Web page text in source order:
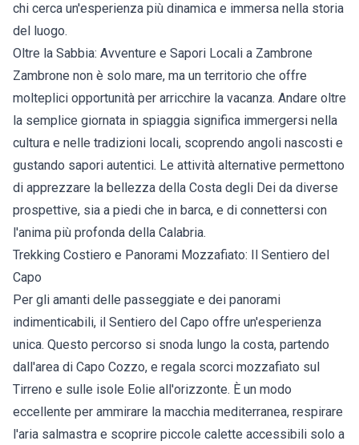
chi cerca un'esperienza più dinamica e immersa nella storia
del luogo.
Oltre la Sabbia: Avventure e Sapori Locali a Zambrone
Zambrone non è solo mare, ma un territorio che offre
molteplici opportunità per arricchire la vacanza. Andare oltre
la semplice giornata in spiaggia significa immergersi nella
cultura e nelle tradizioni locali, scoprendo angoli nascosti e
gustando sapori autentici. Le attività alternative permettono
di apprezzare la bellezza della Costa degli Dei da diverse
prospettive, sia a piedi che in barca, e di connettersi con
l'anima più profonda della Calabria.
Trekking Costiero e Panorami Mozzafiato: Il Sentiero del
Capo
Per gli amanti delle passeggiate e dei panorami
indimenticabili, il Sentiero del Capo offre un'esperienza
unica. Questo percorso si snoda lungo la costa, partendo
dall'area di Capo Cozzo, e regala scorci mozzafiato sul
Tirreno e sulle isole Eolie all'orizzonte. È un modo
eccellente per ammirare la macchia mediterranea, respirare
l'aria salmastra e scoprire piccole calette accessibili solo a